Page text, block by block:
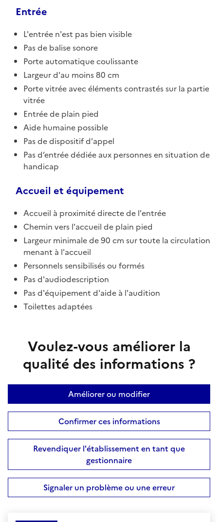
Entrée
L'entrée n'est pas bien visible
Pas de balise sonore
Porte automatique coulissante
Largeur d'au moins 80 cm
Porte vitrée avec éléments contrastés sur la partie
vitrée
Entrée de plain pied
Aide humaine possible
Pas de dispositif d'appel
Pas d’entrée dédiée aux personnes en situation de
handicap
Accueil et équipement
Accueil à proximité directe de l'entrée
Chemin vers l'accueil de plain pied
Largeur minimale de 90 cm sur toute la circulation
menant à l'accueil
Personnels sensibilisés ou formés
Pas d'audiodescription
Pas d'équipement d'aide à l'audition
Toilettes adaptées
Voulez-vous améliorer la
qualité des informations ?
Améliorer ou modifier
Confirmer ces informations
Revendiquer l'établissement en tant que
gestionnaire
Signaler un problème ou une erreur